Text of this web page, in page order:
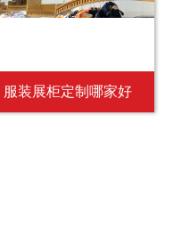
服装展柜定制哪家好